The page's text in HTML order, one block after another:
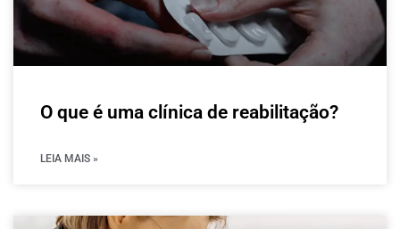
O que é uma clínica de reabilitação?
LEIA MAIS »